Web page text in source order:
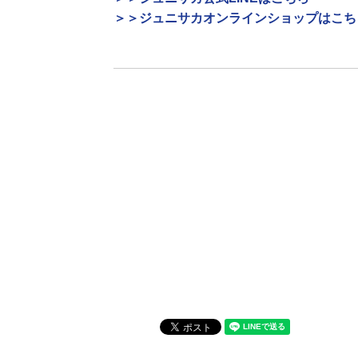
＞＞ジュニサカオンラインショップはこ